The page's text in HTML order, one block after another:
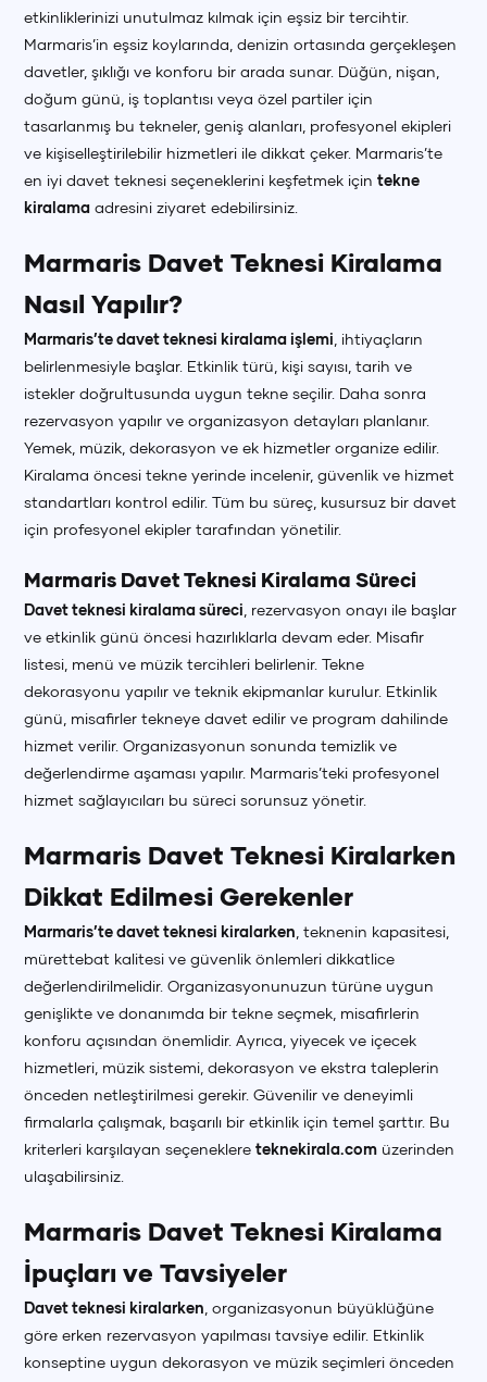
etkinliklerinizi unutulmaz kılmak için eşsiz bir tercihtir.
Marmaris’in eşsiz koylarında, denizin ortasında gerçekleşen
davetler, şıklığı ve konforu bir arada sunar. Düğün, nişan,
doğum günü, iş toplantısı veya özel partiler için
tasarlanmış bu tekneler, geniş alanları, profesyonel ekipleri
ve kişiselleştirilebilir hizmetleri ile dikkat çeker. Marmaris’te
en iyi davet teknesi seçeneklerini keşfetmek içintekne
kiralama adresini ziyaret edebilirsiniz.
Marmaris Davet Teknesi Kiralama
Nasıl Yapılır?
Marmaris’te davet teknesi kiralama işlemi , ihtiyaçların
belirlenmesiyle başlar. Etkinlik türü, kişi sayısı, tarih ve
istekler doğrultusunda uygun tekne seçilir. Daha sonra
rezervasyon yapılır ve organizasyon detayları planlanır.
Yemek, müzik, dekorasyon ve ek hizmetler organize edilir.
Kiralama öncesi tekne yerinde incelenir, güvenlik ve hizmet
standartları kontrol edilir. Tüm bu süreç, kusursuz bir davet
için profesyonel ekipler tarafından yönetilir.
Marmaris Davet Teknesi Kiralama Süreci
Davet teknesi kiralama süreci , rezervasyon onayı ile başlar
ve etkinlik günü öncesi hazırlıklarla devam eder. Misafir
listesi, menü ve müzik tercihleri belirlenir. Tekne
dekorasyonu yapılır ve teknik ekipmanlar kurulur. Etkinlik
günü, misafirler tekneye davet edilir ve program dahilinde
hizmet verilir. Organizasyonun sonunda temizlik ve
değerlendirme aşaması yapılır. Marmaris’teki profesyonel
hizmet sağlayıcıları bu süreci sorunsuz yönetir.
Marmaris Davet Teknesi Kiralarken
Dikkat Edilmesi Gerekenler
Marmaris’te davet teknesi kiralarken , teknenin kapasitesi,
mürettebat kalitesi ve güvenlik önlemleri dikkatlice
değerlendirilmelidir. Organizasyonunuzun türüne uygun
genişlikte ve donanımda bir tekne seçmek, misafirlerin
konforu açısından önemlidir. Ayrıca, yiyecek ve içecek
hizmetleri, müzik sistemi, dekorasyon ve ekstra taleplerin
önceden netleştirilmesi gerekir. Güvenilir ve deneyimli
firmalarla çalışmak, başarılı bir etkinlik için temel şarttır. Bu
kriterleri karşılayan seçeneklereteknekirala.com üzerinden
ulaşabilirsiniz.
Marmaris Davet Teknesi Kiralama
İpuçları ve Tavsiyeler
Davet teknesi kiralarken , organizasyonun büyüklüğüne
göre erken rezervasyon yapılması tavsiye edilir. Etkinlik
konseptine uygun dekorasyon ve müzik seçimleri önceden